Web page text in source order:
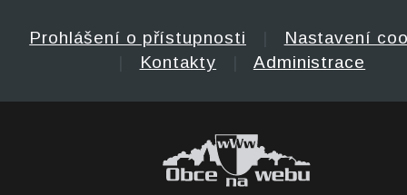
Prohlášení o přístupnosti
Nastavení
Kontakty Administrace